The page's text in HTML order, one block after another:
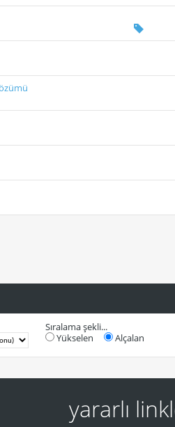
Sıralama şekli...
Yükselen
Alçalan
yararlı